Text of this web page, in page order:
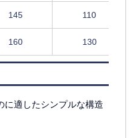
145 110
160 130
に適したシンプルな構造